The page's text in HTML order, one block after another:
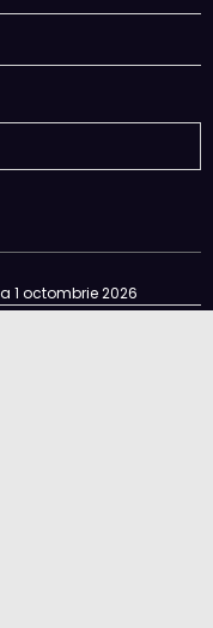
1 octombrie 2026
public